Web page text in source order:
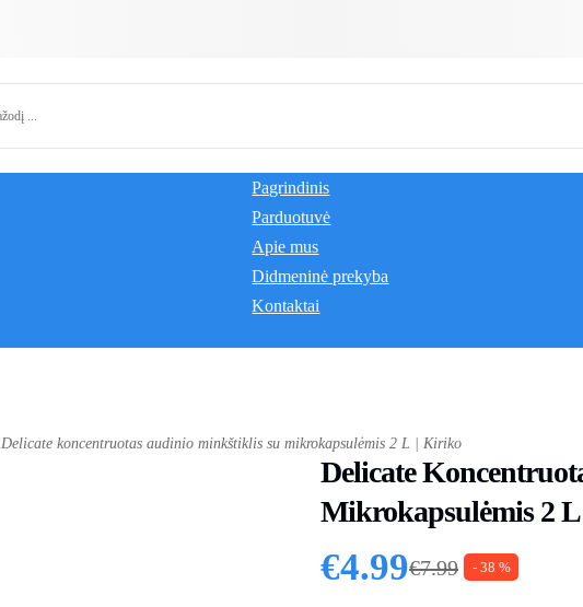
Pagrindinis
Parduotuvė
Apie mus
Didmeninė prekyba
Kontaktai
Delicate koncentruotas audinio minkštiklis su mikrokapsulėmis 2 L | Kiriko
Delicate
Mikrokapsulėmis 2
€7.99
Original price
€4.99
Current price
- 38 %